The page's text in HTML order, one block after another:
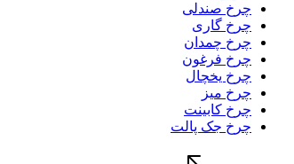
چرخ صندلی
چرخ گاری
چرخ چمدان
چرخ فرغون
چرخ یخچال
چرخ میز
چرخ کابینت
چرخ جک پالت